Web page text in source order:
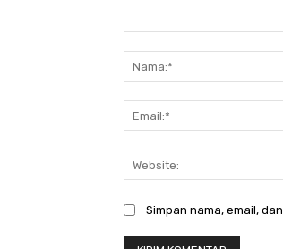
Simpan nama, email,